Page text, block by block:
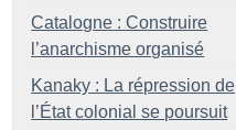
Catalogne : Construire
l’anarchisme organisé
Kanaky : La répression de
l’État colonial se poursuit